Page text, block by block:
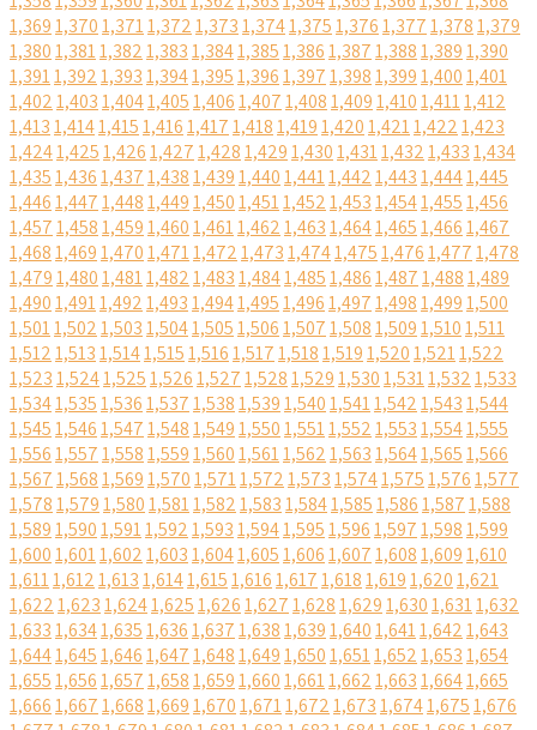
1,3691,3701,3711,3721,3731,3741,3751,3761,3771,3781,379
1,3801,3811,3821,3831,3841,3851,3861,3871,3881,3891,390
1,3911,3921,3931,3941,3951,3961,3971,3981,3991,4001,401
1,4021,4031,4041,4051,4061,4071,4081,4091,4101,4111,412
1,4131,4141,4151,4161,4171,4181,4191,4201,4211,4221,423
1,4241,4251,4261,4271,4281,4291,4301,4311,4321,4331,434
1,4351,4361,4371,4381,4391,4401,4411,4421,4431,4441,445
1,4461,4471,4481,4491,4501,4511,4521,4531,4541,4551,456
1,4571,4581,4591,4601,4611,4621,4631,4641,4651,4661,467
1,4681,4691,4701,4711,4721,4731,4741,4751,4761,4771,478
1,4791,4801,4811,4821,4831,4841,4851,4861,4871,4881,489
1,4901,4911,4921,4931,4941,4951,4961,4971,4981,4991,500
1,5011,5021,5031,5041,5051,5061,5071,5081,5091,5101,511
1,5121,5131,5141,5151,5161,5171,5181,5191,5201,5211,522
1,5231,5241,5251,5261,5271,5281,5291,5301,5311,5321,533
1,5341,5351,5361,5371,5381,5391,5401,5411,5421,5431,544
1,5451,5461,5471,5481,5491,5501,5511,5521,5531,5541,555
1,5561,5571,5581,5591,5601,5611,5621,5631,5641,5651,566
1,5671,5681,5691,5701,5711,5721,5731,5741,5751,5761,577
1,5781,5791,5801,5811,5821,5831,5841,5851,5861,5871,588
1,5891,5901,5911,5921,5931,5941,5951,5961,5971,5981,599
1,6001,6011,6021,6031,6041,6051,6061,6071,6081,6091,610
1,6111,6121,6131,6141,6151,6161,6171,6181,6191,6201,621
1,6221,6231,6241,6251,6261,6271,6281,6291,6301,6311,632
1,6331,6341,6351,6361,6371,6381,6391,6401,6411,6421,643
1,6441,6451,6461,6471,6481,6491,6501,6511,6521,6531,654
1,6551,6561,6571,6581,6591,6601,6611,6621,6631,6641,665
1,6661,6671,6681,6691,6701,6711,6721,6731,6741,6751,676